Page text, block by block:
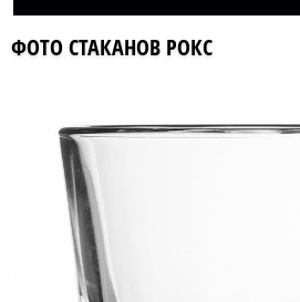
ФОТО СТАКАНОВ РОКС